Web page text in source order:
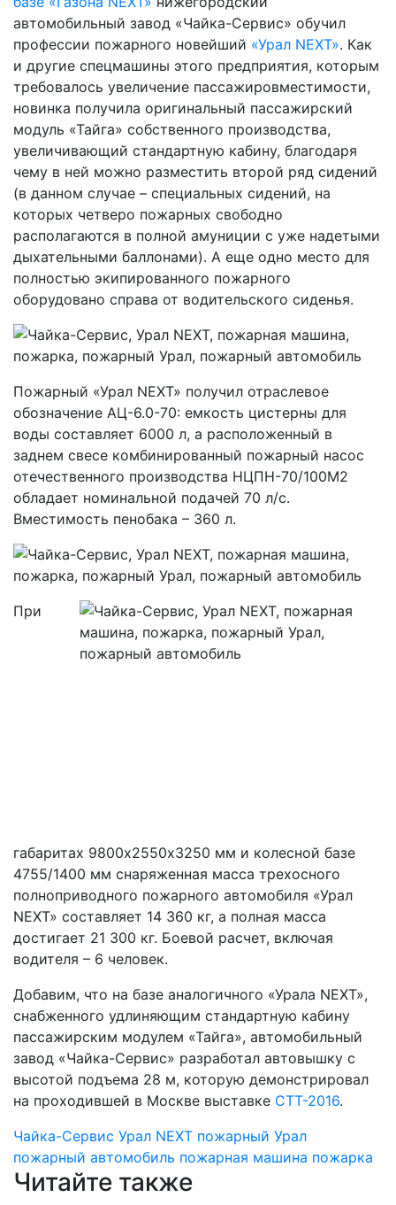
автомобильный завод «Чайка-Сервис» обучил
профессии пожарного новейший «Урал NEXT». Как
и другие спецмашины этого предприятия, которым
требовалось увеличение пассажировместимости,
новинка получила оригинальный пассажирский
модуль «Тайга» собственного производства,
увеличивающий стандартную кабину, благодаря
чему в ней можно разместить второй ряд сидений
(в данном случае – специальных сидений, на
которых четверо пожарных свободно
располагаются в полной амуниции с уже надетыми
дыхательными баллонами). А еще одно место для
полностью экипированного пожарного
оборудовано справа от водительского сиденья.
Пожарный «Урал NEXT» получил отраслевое
обозначение АЦ-6.0-70: емкость цистерны для
воды составляет 6000 л, а расположенный в
заднем свесе комбинированный пожарный насос
отечественного производства НЦПН-70/100М2
обладает номинальной подачей 70 л/с.
Вместимость пенобака – 360 л.
При
габаритах 9800х2550х3250 мм и колесной базе
4755/1400 мм снаряженная масса трехосного
полноприводного пожарного автомобиля «Урал
NEXT» составляет 14 360 кг, а полная масса
достигает 21 300 кг. Боевой расчет, включая
водителя – 6 человек.
Добавим, что на базе аналогичного «Урала NEXT»,
снабженного удлиняющим стандартную кабину
пассажирским модулем «Тайга», автомобильный
завод «Чайка-Сервис» разработал автовышку с
высотой подъема 28 м, которую демонстрировал
на проходившей в Москве выставке СТТ-2016.
Чайка-Сервис Урал NEXT пожарный Урал
пожарный автомобиль пожарная машина пожарка
Читайте также